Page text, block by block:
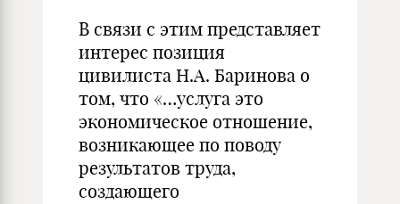
В связи с этим представляет
интерес позиция
цивилиста Н.А. Баринова о
том, что «…услуга это
экономическое отношение,
возникающее по поводу
результатов труда,
создающего